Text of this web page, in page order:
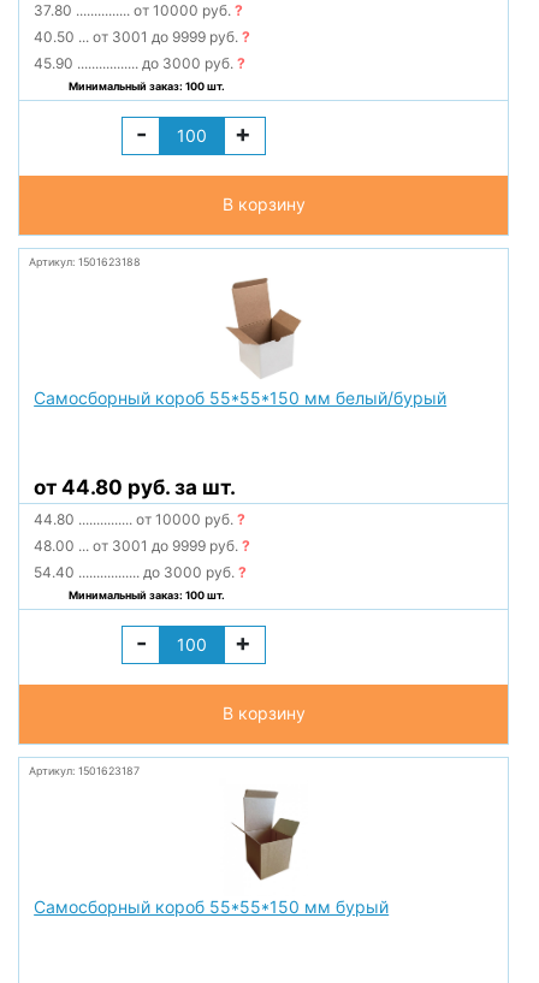
37.80 ............... от 10000 руб.?
40.50 ... от 3001 до 9999 руб.?
45.90 ................. до 3000 руб.?
Минимальный заказ: 100 шт.
- +
В корзину
Артикул: 1501623188
Самосборный короб 55*55*150 мм белый/бурый
от 44.80 руб. за шт.
44.80 ............... от 10000 руб.?
48.00 ... от 3001 до 9999 руб.?
54.40 ................. до 3000 руб.?
Минимальный заказ: 100 шт.
- +
В корзину
Артикул: 1501623187
Самосборный короб 55*55*150 мм бурый